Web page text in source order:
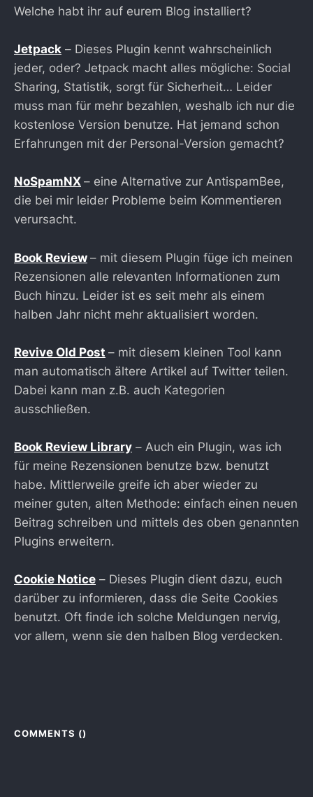
Welche habt ihr auf eurem Blog installiert?
Jetpack – Dieses Plugin kennt wahrscheinlich
jeder, oder? Jetpack macht alles mögliche: Social
Sharing, Statistik, sorgt für Sicherheit… Leider
muss man für mehr bezahlen, weshalb ich nur die
kostenlose Version benutze. Hat jemand schon
Erfahrungen mit der Personal-Version gemacht?
NoSpamNX – eine Alternative zur AntispamBee,
die bei mir leider Probleme beim Kommentieren
verursacht.
Book Review – mit diesem Plugin füge ich meinen
Rezensionen alle relevanten Informationen zum
Buch hinzu. Leider ist es seit mehr als einem
halben Jahr nicht mehr aktualisiert worden.
Revive Old Post – mit diesem kleinen Tool kann
man automatisch ältere Artikel auf Twitter teilen.
Dabei kann man z.B. auch Kategorien
ausschließen.
Book Review Library – Auch ein Plugin, was ich
für meine Rezensionen benutze bzw. benutzt
habe. Mittlerweile greife ich aber wieder zu
meiner guten, alten Methode: einfach einen neuen
Beitrag schreiben und mittels des oben genannten
Plugins erweitern.
Cookie Notice – Dieses Plugin dient dazu, euch
darüber zu informieren, dass die Seite Cookies
benutzt. Oft finde ich solche Meldungen nervig,
vor allem, wenn sie den halben Blog verdecken.
COMMENTS ()